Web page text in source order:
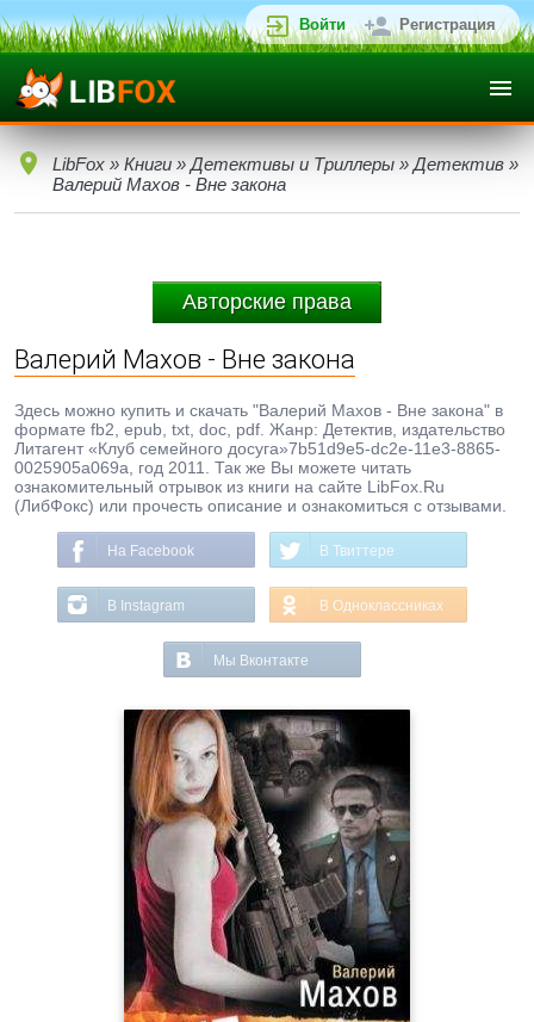
Войти Регистрация
LibFox » Книги » Детективы и Триллеры » Детектив »
Валерий Махов - Вне закона
Авторские права
Валерий Махов - Вне закона
Здесь можно купить и скачать "Валерий Махов - Вне закона" в
формате fb2, epub, txt, doc, pdf. Жанр: Детектив, издательство
Литагент «Клуб семейного досуга»7b51d9e5-dc2e-11e3-8865-
0025905a069a, год 2011. Так же Вы можете читать
ознакомительный отрывок из книги на сайте LibFox.Ru
(ЛибФокс) или прочесть описание и ознакомиться с отзывами.
На Facebook В Твиттере
В Instagram В Одноклассниках
Мы Вконтакте